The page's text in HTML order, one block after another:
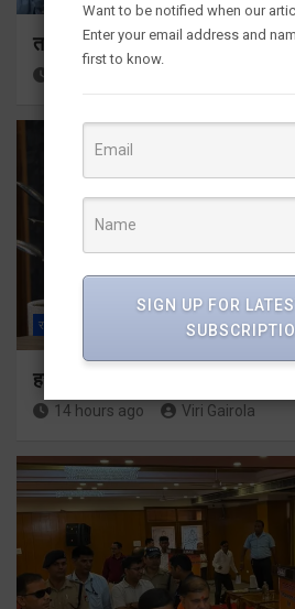
तकनीकी शिक्षा विभाग प्रदेशभर में
राज्य
हर घर तिरंगा अभियान को जन-जन तक
14 hours ago Viri Gairola
Want to be notified when our
Enter your email address and
first to know.
SIGN UP FOR